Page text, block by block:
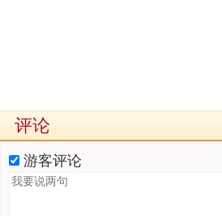
评论
游客评论